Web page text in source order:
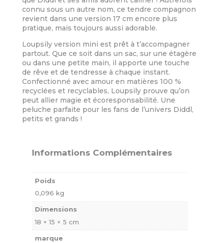
connu sous un autre nom, ce tendre compagnon
revient dans une version 17 cm encore plus
pratique, mais toujours aussi adorable.
Loupsily version mini est prêt à t’accompagner
partout. Que ce soit dans un sac, sur une étagère
ou dans une petite main, il apporte une touche
de rêve et de tendresse à chaque instant.
Confectionné avec amour en matières 100 %
recyclées et recyclables, Loupsily prouve qu’on
peut allier magie et écoresponsabilité. Une
peluche parfaite pour les fans de l’univers Diddl,
petits et grands !
Informations Complémentaires
Poids
0,096 kg
Dimensions
18 × 15 × 5 cm
marque